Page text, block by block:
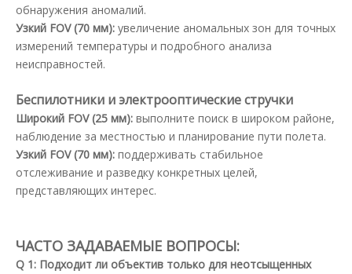
обнаружения аномалий.
Узкий FOV (70 мм): увеличение аномальных зон для точных
измерений температуры и подробного анализа
неисправностей.
Беспилотники и электрооптические стручки
Широкий FOV (25 мм): выполните поиск в широком районе,
наблюдение за местностью и планирование пути полета.
Узкий FOV (70 мм): поддерживать стабильное
отслеживание и разведку конкретных целей,
представляющих интерес.
ЧАСТО ЗАДАВАЕМЫЕ ВОПРОСЫ:
Q 1: Подходит ли объектив только для неотсыщенных